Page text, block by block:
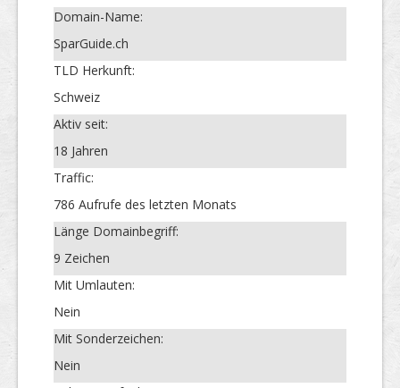
Domain-Name:
SparGuide.ch
TLD Herkunft:
Schweiz
Aktiv seit:
18 Jahren
Traffic:
786 Aufrufe des letzten Monats
Länge Domainbegriff:
9 Zeichen
Mit Umlauten:
Nein
Mit Sonderzeichen:
Nein